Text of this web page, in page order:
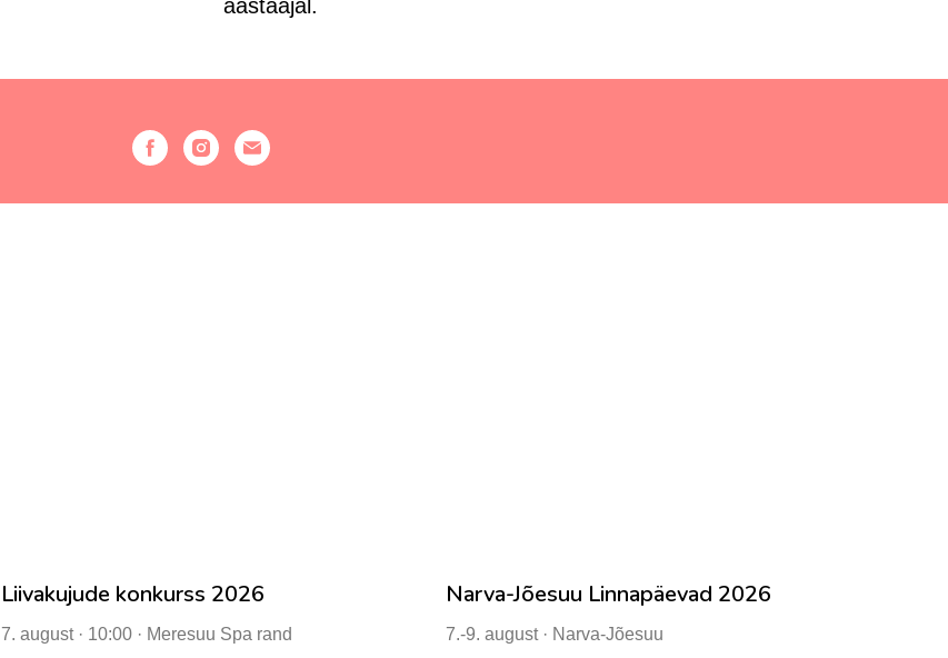
aastaajal.
Liivakujude konkurss 2026
7. august · 10:00 · Meresuu Spa rand
Narva-Jõesuu Linnapäevad 2026
7.-9. august · Narva-Jõesuu